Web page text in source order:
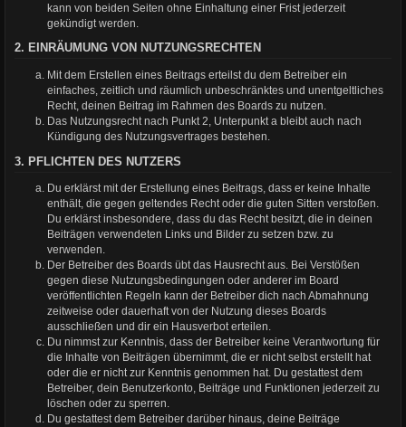
kann von beiden Seiten ohne Einhaltung einer Frist jederzeit
gekündigt werden.
2. EINRÄUMUNG VON NUTZUNGSRECHTEN
Mit dem Erstellen eines Beitrags erteilst du dem Betreiber ein
einfaches, zeitlich und räumlich unbeschränktes und unentgeltliches
Recht, deinen Beitrag im Rahmen des Boards zu nutzen.
Das Nutzungsrecht nach Punkt 2, Unterpunkt a bleibt auch nach
Kündigung des Nutzungsvertrages bestehen.
3. PFLICHTEN DES NUTZERS
Du erklärst mit der Erstellung eines Beitrags, dass er keine Inhalte
enthält, die gegen geltendes Recht oder die guten Sitten verstoßen.
Du erklärst insbesondere, dass du das Recht besitzt, die in deinen
Beiträgen verwendeten Links und Bilder zu setzen bzw. zu
verwenden.
Der Betreiber des Boards übt das Hausrecht aus. Bei Verstößen
gegen diese Nutzungsbedingungen oder anderer im Board
veröffentlichten Regeln kann der Betreiber dich nach Abmahnung
zeitweise oder dauerhaft von der Nutzung dieses Boards
ausschließen und dir ein Hausverbot erteilen.
Du nimmst zur Kenntnis, dass der Betreiber keine Verantwortung für
die Inhalte von Beiträgen übernimmt, die er nicht selbst erstellt hat
oder die er nicht zur Kenntnis genommen hat. Du gestattest dem
Betreiber, dein Benutzerkonto, Beiträge und Funktionen jederzeit zu
löschen oder zu sperren.
Du gestattest dem Betreiber darüber hinaus, deine Beiträge